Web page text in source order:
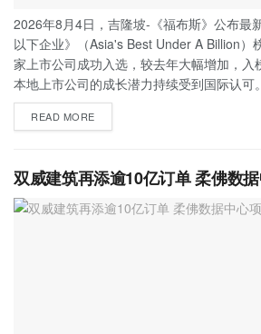
2026年8月4日，吉隆坡-《福布斯》公布最
以下企业》（Asia's Best Under A Billion）
家上市公司成功入选，较去年大幅增加，入
本地上市公司的成长潜力持续受到国际认可。
READ MORE
双威建筑再添逾10亿订单 柔佛数